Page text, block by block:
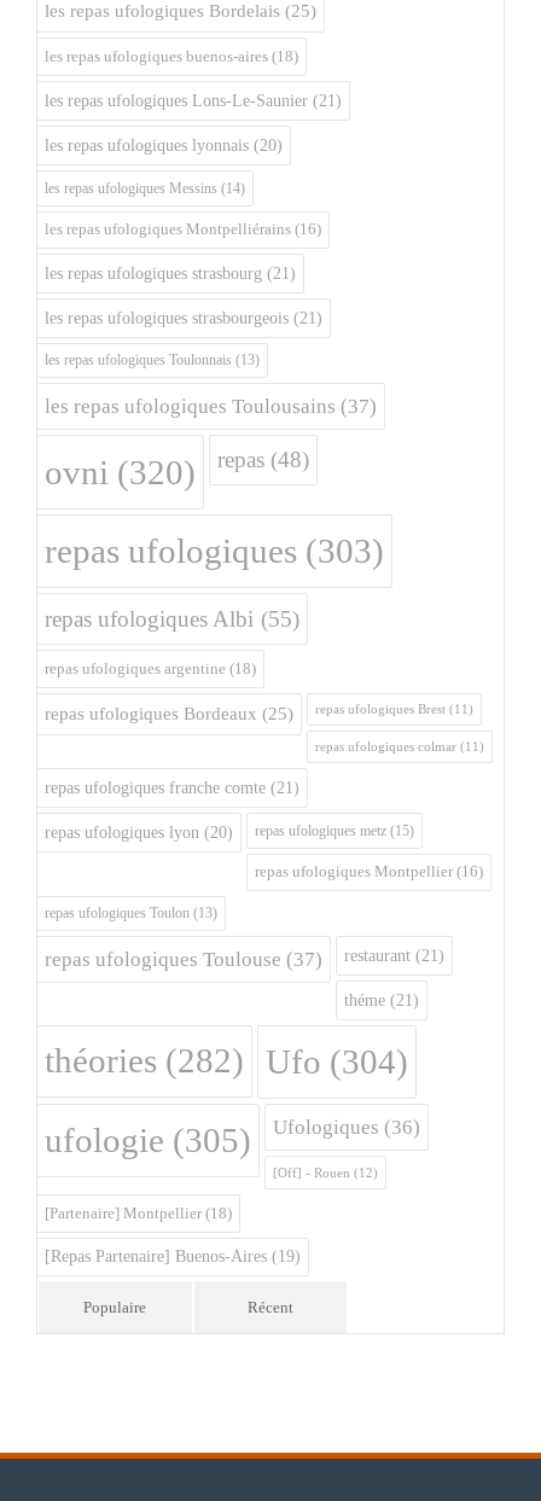
les repas ufologiques Bordelais (25)
les repas ufologiques buenos-aires (18)
les repas ufologiques Lons-Le-Saunier (21)
les repas ufologiques lyonnais (20)
les repas ufologiques Messins (14)
les repas ufologiques Montpelliérains (16)
les repas ufologiques strasbourg (21)
les repas ufologiques strasbourgeois (21)
les repas ufologiques Toulonnais (13)
les repas ufologiques Toulousains (37)
ovni (320) repas (48)
repas ufologiques (303)
repas ufologiques Albi (55)
repas ufologiques argentine (18)
repas ufologiques Bordeaux (25) repas ufologiques Brest (11)
repas ufologiques colmar (11)
repas ufologiques franche comte (21)
repas ufologiques lyon (20) repas ufologiques metz (15)
repas ufologiques Montpellier (16)
repas ufologiques Toulon (13)
repas ufologiques Toulouse (37) restaurant (21)
théme (21)
théories (282) Ufo (304)
ufologie (305) Ufologiques (36)
[Off] - Rouen (12)
[Partenaire] Montpellier (18)
[Repas Partenaire] Buenos-Aires (19)
Populaire Récent